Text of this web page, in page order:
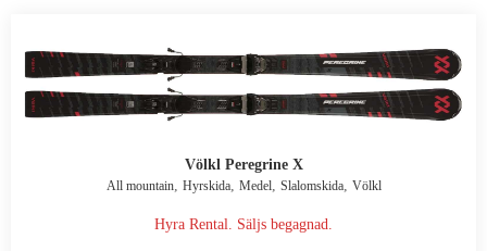
Völkl Peregrine X
All mountain, Hyrskida, Medel, Slalomskida, Völkl
Hyra Rental. Säljs begagnad.